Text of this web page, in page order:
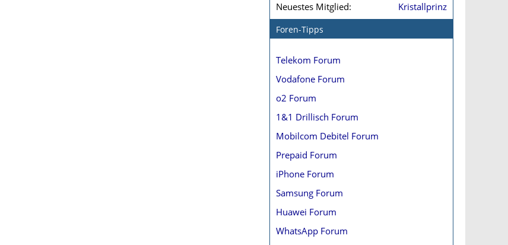
Neuestes Mitglied
Kristallprinz
Foren-Tipps
Telekom Forum
Vodafone Forum
o2 Forum
1&1 Drillisch Forum
Mobilcom Debitel Forum
Prepaid Forum
iPhone Forum
Samsung Forum
Huawei Forum
WhatsApp Forum